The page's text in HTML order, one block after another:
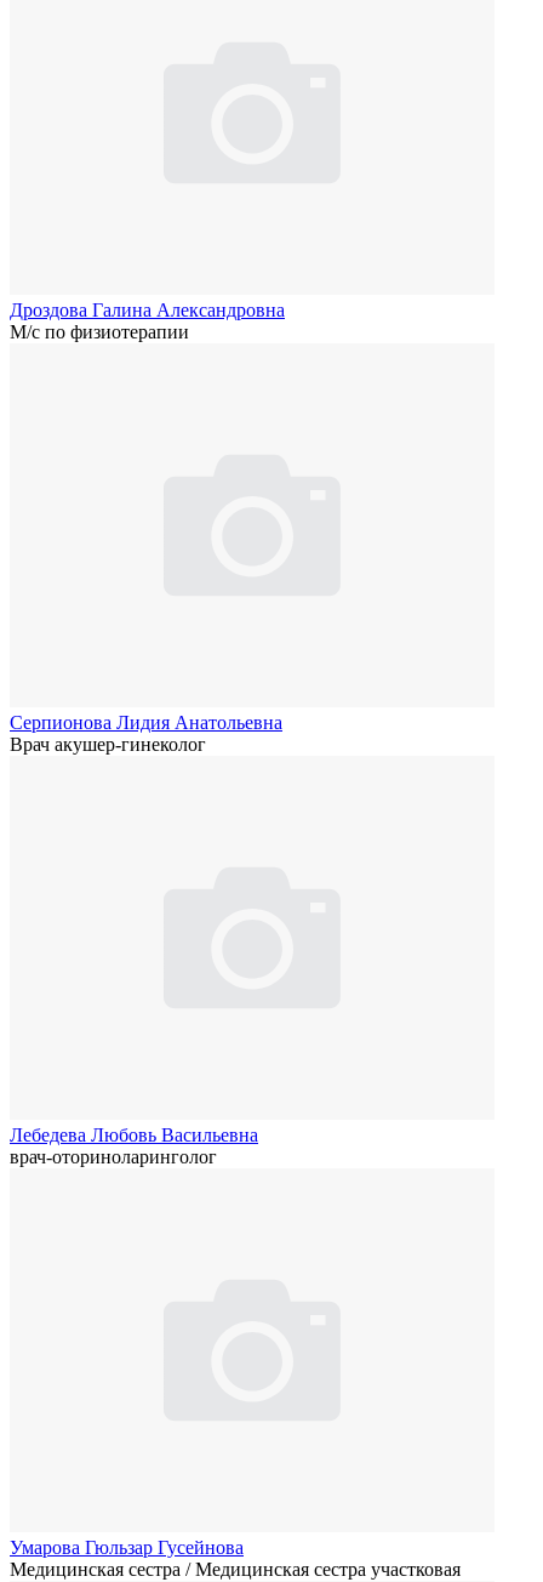
Дроздова Галина Александровна
М/с по физиотерапии
Серпионова Лидия Анатольевна
Врач акушер-гинеколог
Лебедева Любовь Васильевна
врач-оториноларинголог
Умарова Гюльзар Гусейнова
Медицинская сестра / Медицинская сестра участковая